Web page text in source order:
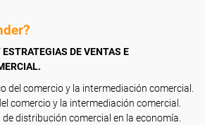
DE VENTAS E
del comercio y la intermediación comercial.
comercio y la intermediación comercial.
de distribución comercial en la economía.